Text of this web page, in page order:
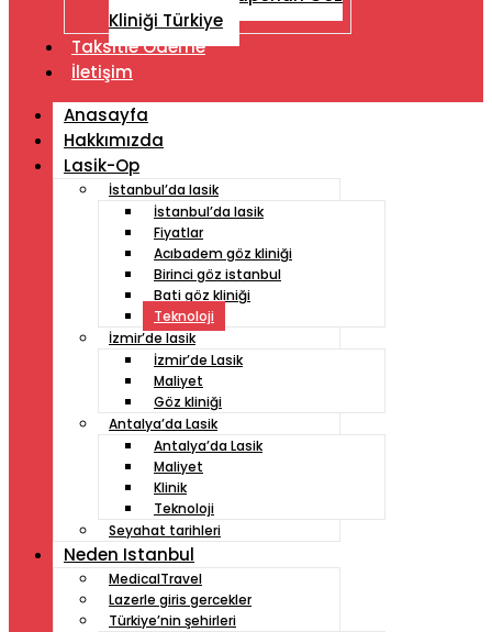
Kliniği Türkiye
Taksitle Ödeme
İletişim
Anasayfa
Hakkımızda
Lasik-Op
İstanbul’da lasik
İstanbul’da lasik
Fiyatlar
Acıbadem göz kliniği
Birinci göz istanbul
Bati göz kliniği
Teknoloji
İzmir’de lasik
İzmir’de Lasik
Maliyet
Göz kliniği
Antalya’da Lasik
Antalya’da Lasik
Maliyet
Klinik
Teknoloji
Seyahat tarihleri
Neden Istanbul
MedicalTravel
Lazerle giris gercekler
Türkiye’nin şehirleri